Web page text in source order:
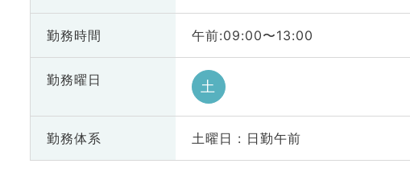
勤務時間 午前:09:00〜13:00
勤務曜日 土
勤務体系 土曜日 : 日勤午前